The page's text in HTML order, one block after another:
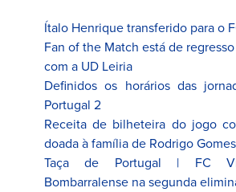
Ítalo Henrique transferido para o
Fan of the Match está de
com a UD Leiria
Definidos os horários das
Portugal 2
Receita de bilheteira do jogo
doada à família de Rodrigo Gomes
Taça de Portugal | FC
Bombarralense na segunda